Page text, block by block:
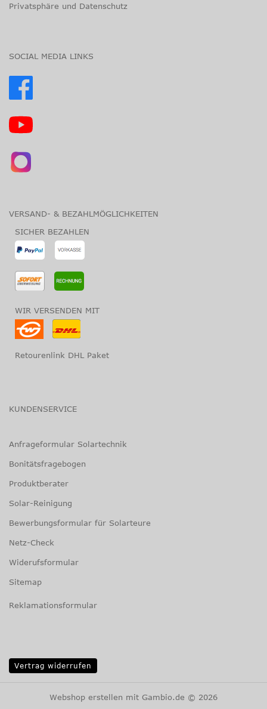
Privatsphäre und Datenschutz
SOCIAL MEDIA LINKS
VERSAND- & BEZAHLMÖGLICHKEITEN
SICHER BEZAHLEN
WIR VERSENDEN MIT
Retourenlink DHL Paket
KUNDENSERVICE
Anfrageformular Solartechnik
Bonitätsfragebogen
Produktberater
Solar-Reinigung
Bewerbungsformular für Solarteure
Netz-Check
Widerufsformular
Sitemap
Reklamationsformular
Vertrag widerrufen
Webshop erstellen mit Gambio.de © 2026